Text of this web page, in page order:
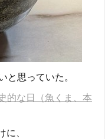
と思っていた。
的な日（魚くま、本
、